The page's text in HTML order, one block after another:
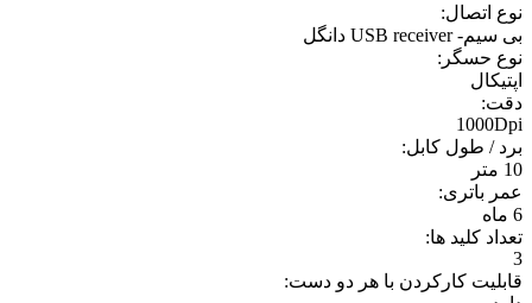
نوع اتصال:
بی سیم- USB receiver دانگل
نوع حسگر:
اپتيکال
دقت:
1000Dpi
برد / طول کابل:
10 متر
عمر باتری:
6 ماه
تعداد کلید ها:
3
قابليت کارکردن با هر دو دست: